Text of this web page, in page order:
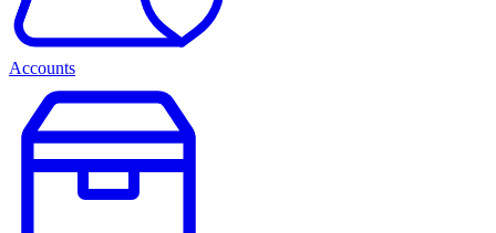
Accounts